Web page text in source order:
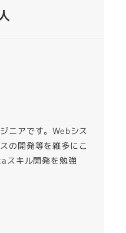
ニアです。Webシス
の開発等を雑多にこ
スキル開発を勉強